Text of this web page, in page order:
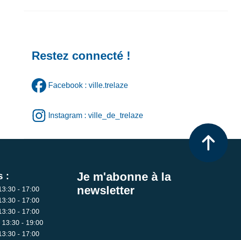
Restez connecté !
Facebook : ville.trelaze
Instagram : ville_de_trelaze
:
- 17:00
- 17:00
- 17:00
13:30 - 19:00
- 17:00
Je m'abonne à la
newsletter